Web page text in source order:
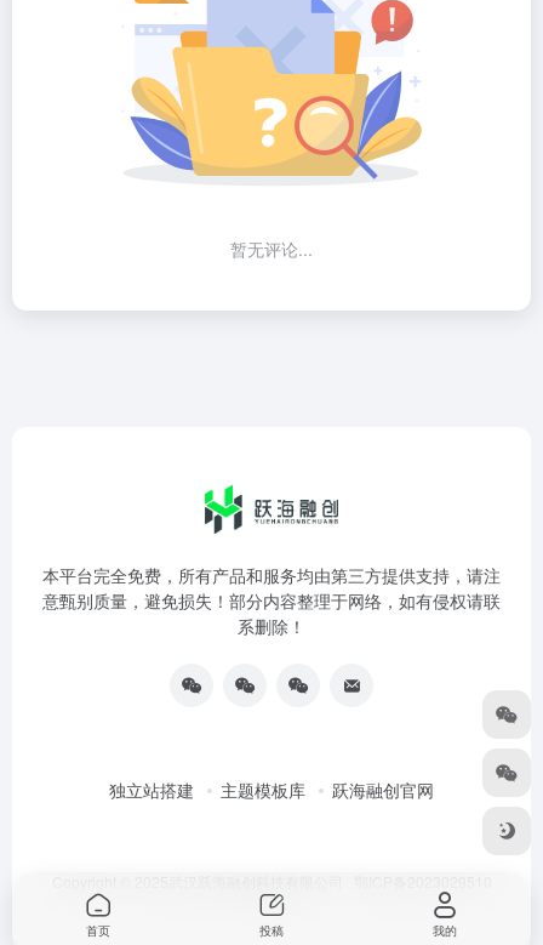
暂无评论...
本平台完全免费，所有产品和服务均由第三方提供支持，请注
意甄别质量，避免损失！部分内容整理于网络，如有侵权请联
系删除！
独立站搭建 主题模板库 跃海融创官网
号-3
首页 投稿 我的